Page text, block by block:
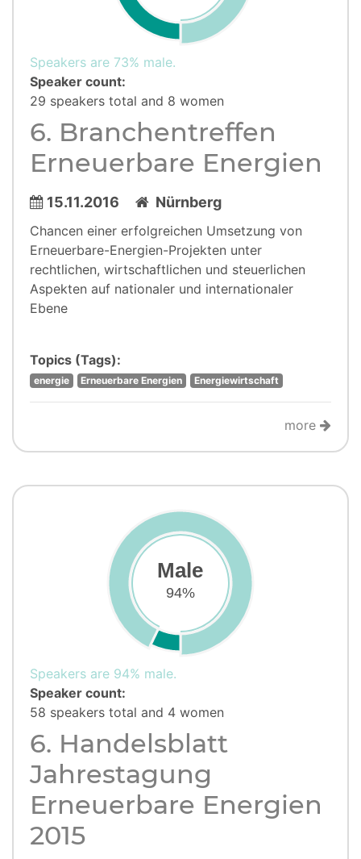
Speakers are 73% male.
Speaker count:
29 speakers total and 8 women
6. Branchentreffen
Erneuerbare Energien
15.11.2016 Nürnberg
Chancen einer erfolgreichen Umsetzung von
Erneuerbare-Energien-Projekten unter
rechtlichen, wirtschaftlichen und steuerlichen
Aspekten auf nationaler und internationaler
Ebene
Topics (Tags):
energie Erneuerbare Energien Energiewirtschaft
more
Male
94%
Speakers are 94% male.
Speaker count:
58 speakers total and 4 women
6. Handelsblatt
Jahrestagung
Erneuerbare Energien
2015